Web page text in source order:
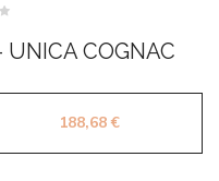
UNICA COGNAC
188,68€